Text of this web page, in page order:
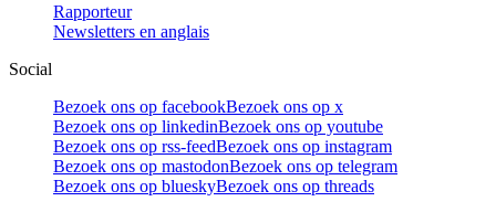
Rapporteur
Newsletters en anglais
Social
Bezoek ons op facebookBezoek ons op x
Bezoek ons op linkedinBezoek ons op youtube
Bezoek ons op rss-feedBezoek ons op instagram
Bezoek ons op mastodonBezoek ons op telegram
Bezoek ons op blueskyBezoek ons op threads